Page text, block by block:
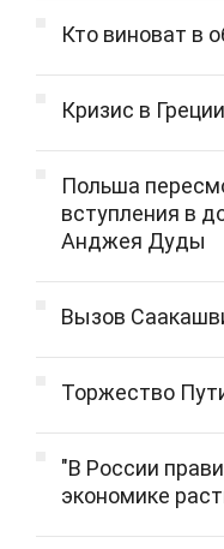
Кто виноват в
Кризис в
Польша
вступления в
Анджея Дуды
Вызов
Торжество
"В России
экономике